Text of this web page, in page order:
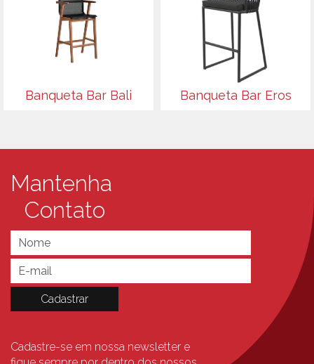
Banqueta Bar Bali Banqueta Bar Eros
Mantenha
Contato
Cadastre-se em nossa newsletter e